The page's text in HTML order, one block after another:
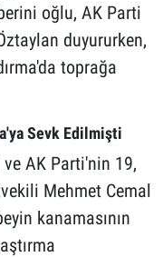
oğlu, AK Parti
duyururken,
toprağa
Sevk Edilmişti
ve AK Parti'nin 19,
Mehmet Cemal
kanamasının